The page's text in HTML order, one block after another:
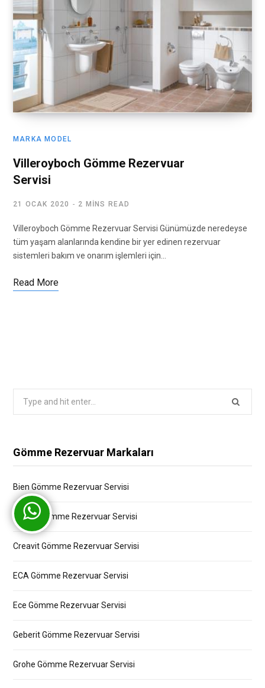
MARKA MODEL
Villeroyboch Gömme Rezervuar
Servisi
21 OCAK 2020 2 MINS READ
Villeroyboch Gömme Rezervuar Servisi Günümüzde neredeyse
tüm yaşam alanlarında kendine bir yer edinen rezervuar
sistemleri bakım ve onarım işlemleri için…
Read More
Gömme Rezervuar Markaları
Bien Gömme Rezervuar Servisi
Bocchi Gömme Rezervuar Servisi
Creavit Gömme Rezervuar Servisi
ECA Gömme Rezervuar Servisi
Ece Gömme Rezervuar Servisi
Geberit Gömme Rezervuar Servisi
Grohe Gömme Rezervuar Servisi